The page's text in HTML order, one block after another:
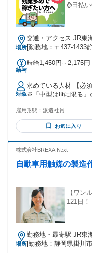
⌚日払
場所
交通・アクセス JR東
通費支給 ★車通勤OK
[勤務地：〒437-1433
給与
時給1,450円～2,175
対象
求めている人材 【必
※「中型は8tに限る」
安心してください♪ 慣
するので大丈夫☘ ┏━━━━━━━━━━━┓ ✨こんな経験
活かせます♪✨
達 タクシードライバー、運転手な
ペレーター 梱包作業
◌◍┈┈┈┈┈┈┈┈┈┈┈┈┈┈┈⿻*.· ✅長期歓迎！長く
フリーター歓迎！シ
者・有資格者歓迎！
問／第二新卒歓迎しま
雇用形態： 派遣社員
お気に入り
株式会社BREXA Next
自動車用触媒の製造
【ワン
121日！
場所
勤務地・最寄駅 JR東
本線(熱海～浜松)/愛
[勤務地：静岡県掛川